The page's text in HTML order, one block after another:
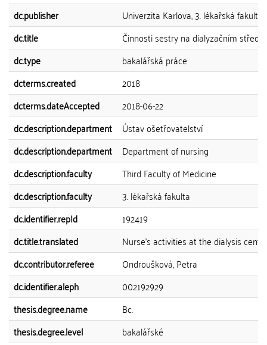
dc.publisher
Univerzita Karlova, 3. lékařská fakulta
dc.title
Činnosti sestry na dialyzačním
dc.type
bakalářská práce
dcterms.created
2018
dcterms.dateAccepted
2018-06-22
dc.description.department
Ústav ošetřovatelství
dc.description.department
Department of nursing
dc.description.faculty
Third Faculty of Medicine
dc.description.faculty
3. lékařská fakulta
dc.identifier.repId
192419
dc.title.translated
Nurse's activities at the dialysis
dc.contributor.referee
Ondroušková, Petra
dc.identifier.aleph
002192929
thesis.degree.name
Bc.
thesis.degree.level
bakalářské